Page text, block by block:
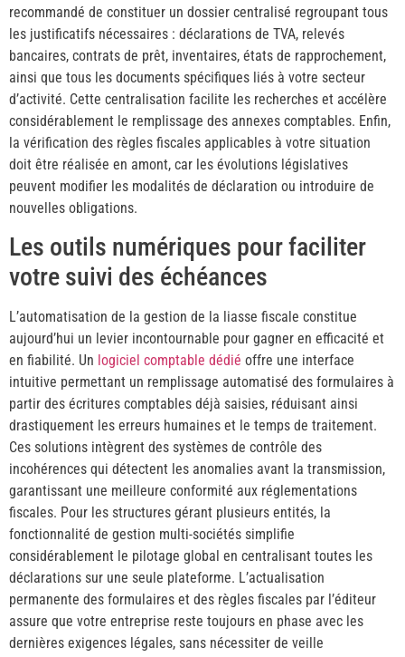
recommandé de constituer un dossier centralisé regroupant tous
les justificatifs nécessaires : déclarations de TVA, relevés
bancaires, contrats de prêt, inventaires, états de rapprochement,
ainsi que tous les documents spécifiques liés à votre secteur
d’activité. Cette centralisation facilite les recherches et accélère
considérablement le remplissage des annexes comptables. Enfin,
la vérification des règles fiscales applicables à votre situation
doit être réalisée en amont, car les évolutions législatives
peuvent modifier les modalités de déclaration ou introduire de
nouvelles obligations.
Les outils numériques pour faciliter
votre suivi des échéances
L’automatisation de la gestion de la liasse fiscale constitue
aujourd’hui un levier incontournable pour gagner en efficacité et
en fiabilité. Un logiciel comptable dédié offre une interface
intuitive permettant un remplissage automatisé des formulaires à
partir des écritures comptables déjà saisies, réduisant ainsi
drastiquement les erreurs humaines et le temps de traitement.
Ces solutions intègrent des systèmes de contrôle des
incohérences qui détectent les anomalies avant la transmission,
garantissant une meilleure conformité aux réglementations
fiscales. Pour les structures gérant plusieurs entités, la
fonctionnalité de gestion multi-sociétés simplifie
considérablement le pilotage global en centralisant toutes les
déclarations sur une seule plateforme. L’actualisation
permanente des formulaires et des règles fiscales par l’éditeur
assure que votre entreprise reste toujours en phase avec les
dernières exigences légales, sans nécessiter de veille